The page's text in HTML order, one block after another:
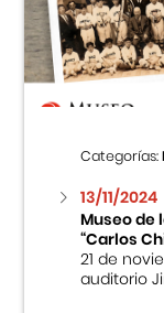
Centro
Cursos
Museo de
Fondo
Teatro
Categorías:
13/11/2024
Museo de
“Carlos
21 de
auditorio